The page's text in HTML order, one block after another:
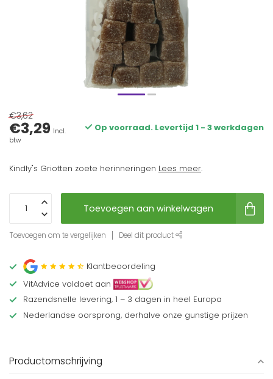
€3,62
€3,29 Incl.
btw
Op voorraad. Levertijd 1 - 3 werkdagen
Kindly"s Griotten zoete herinneringen Lees meer.
Toevoegen aan winkelwagen
Toevoegen om te vergelijken Deel dit product
Klantbeoordeling
VitAdvice voldoet aan
Razendsnelle levering, 1 – 3 dagen in heel Europa
Nederlandse oorsprong, derhalve onze gunstige prijzen
Productomschrijving